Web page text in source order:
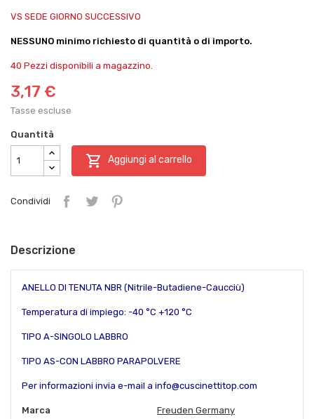
VS SEDE GIORNO SUCCESSIVO
NESSUNO minimo richiesto di quantità o di importo.
40 Pezzi disponibili a magazzino.
3,17 €
Tasse escluse
Quantità
 Aggiungi al carrello
Condividi
Descrizione
ANELLO DI TENUTA NBR (Nitrile-Butadiene-Caucciù)
Temperatura di impiego: -40 °C +120 °C
TIPO A-SINGOLO LABBRO
TIPO AS-CON LABBRO PARAPOLVERE
Per informazioni invia e-mail a info@cuscinettitop.com
Marca Freuden Germany